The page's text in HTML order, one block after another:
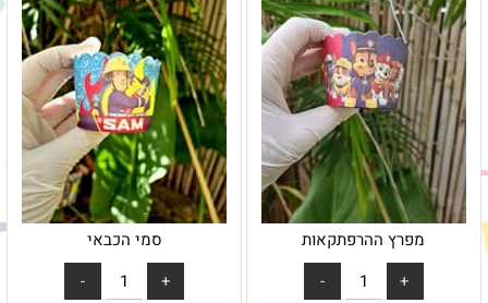
מפרץ ההרפתקאות סמי הכבאי